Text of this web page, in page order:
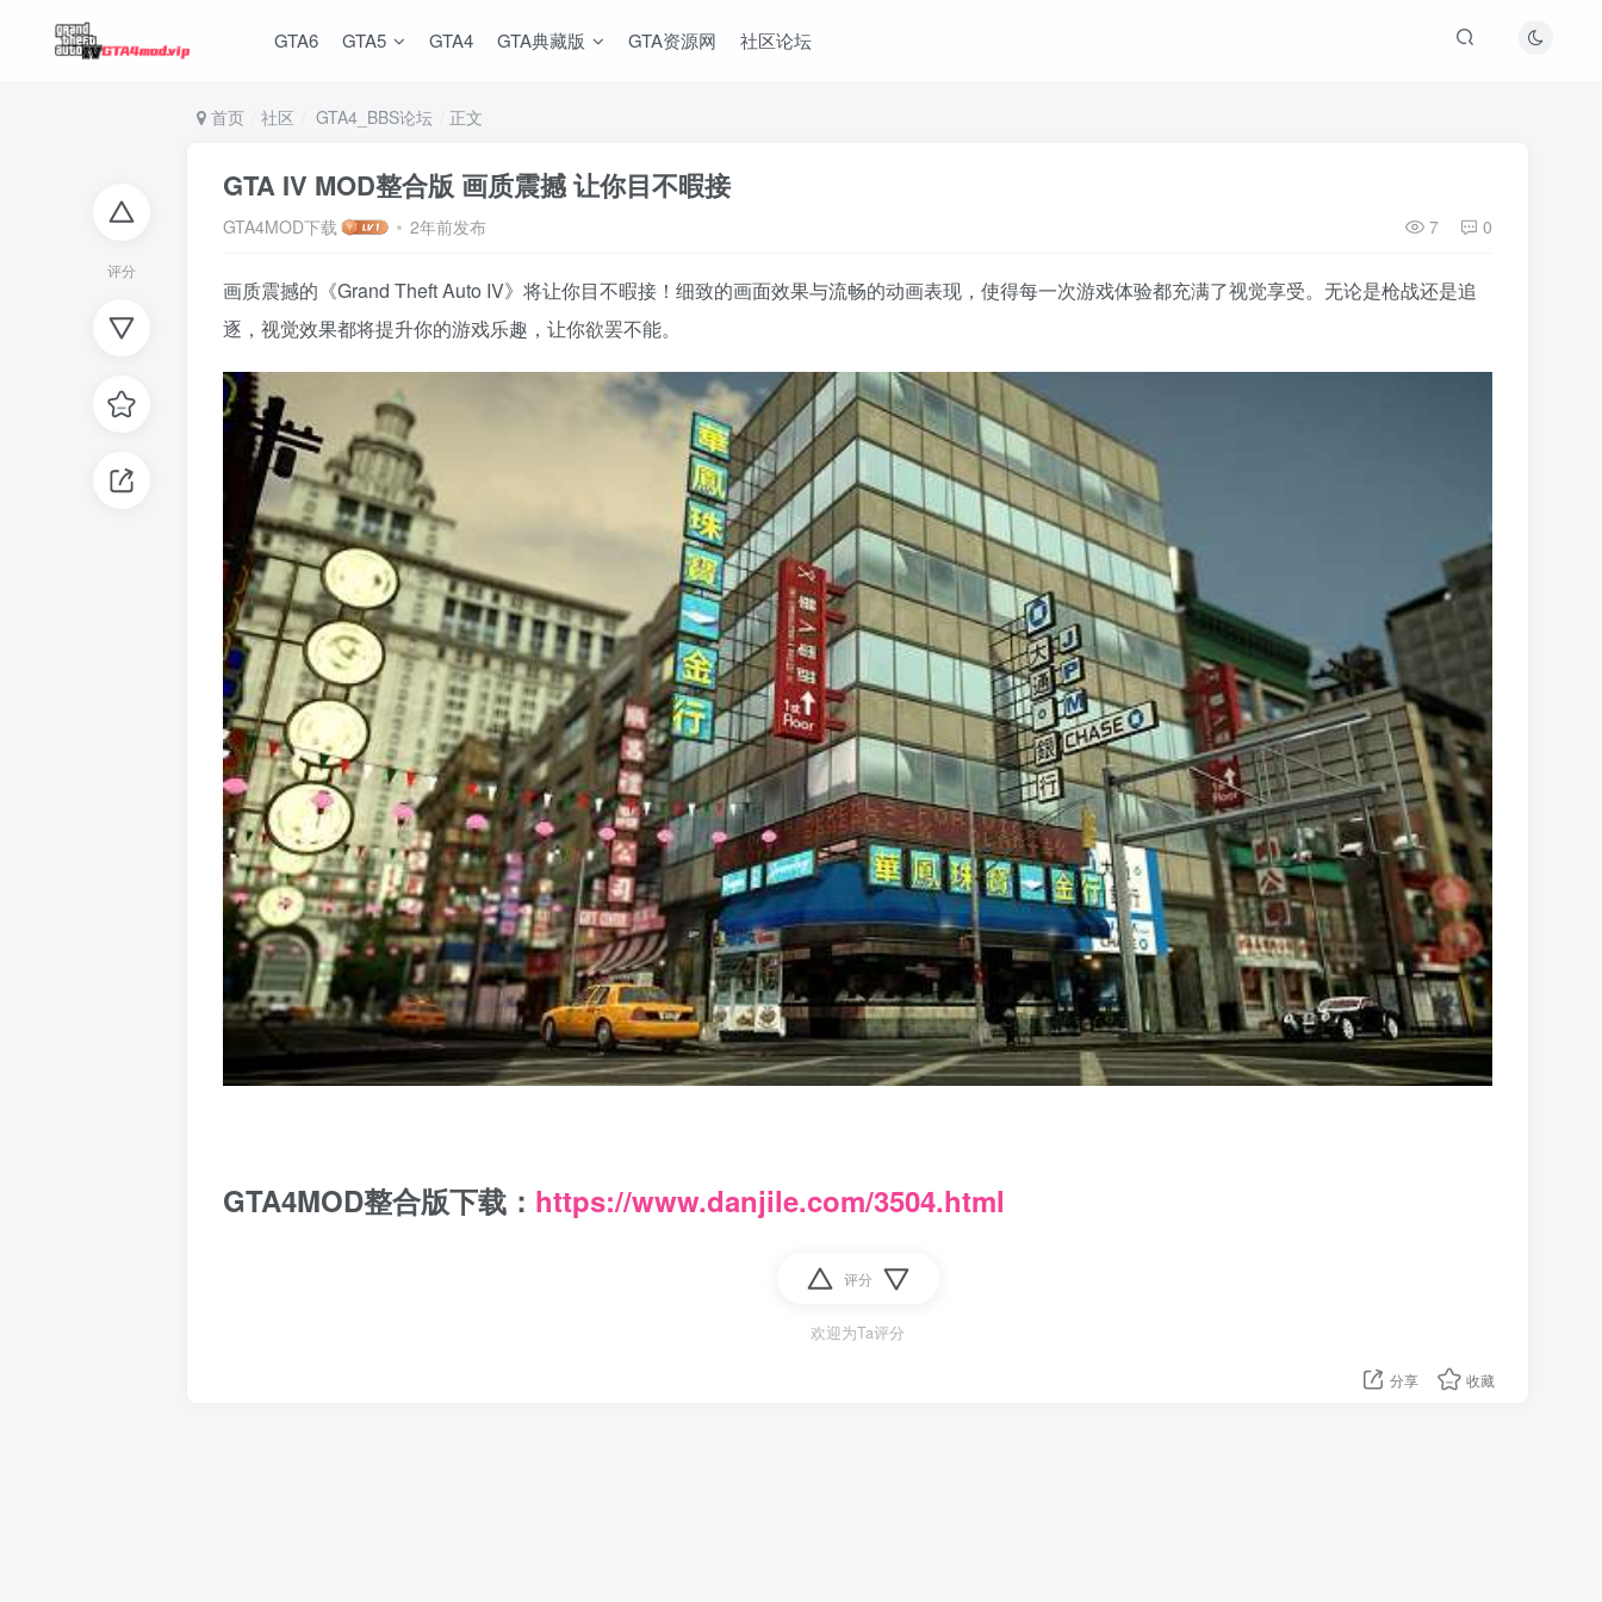
GTA6 GTA5 GTA4 GTA典藏版 GTA资源网 社区论坛
评分
首页 社区 GTA4_BBS论坛 正文
GTA IV MOD整合版 画质震撼 让你目不暇接
GTA4MOD下载 2年前发布 7 0
画质震撼的《Grand Theft Auto IV》将让你目不暇接！细致的画面效果与流畅的动画表现，使得每一次游戏体验都充满了视觉享受。无论是枪战还是追
逐，视觉效果都将提升你的游戏乐趣，让你欲罢不能。
GTA4MOD整合版下载： https://www.danjile.com/3504.html
评分
欢迎为Ta评分
分享 收藏